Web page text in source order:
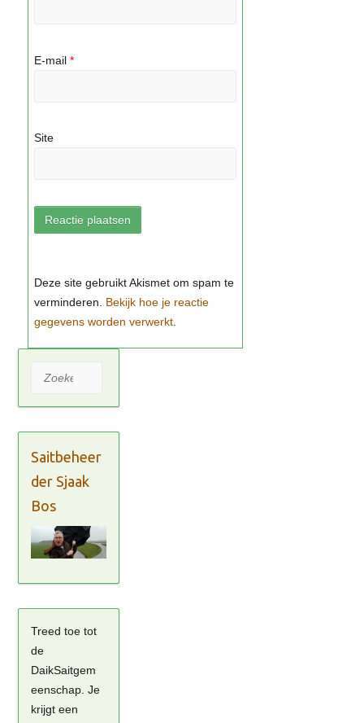
E-mail *
Site
Bekijk hoe je reactie
gegevens worden verwerkt
Zoeken
Saitbeheer
der Sjaak
Bos
Treed toe tot
de
DaikSaitgem
eenschap. Je
krijgt een